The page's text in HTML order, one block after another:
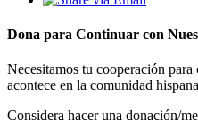
Dona para Continuar con
Necesitamos tu cooperación
acontece en la comunidad
Considera hacer una donación/